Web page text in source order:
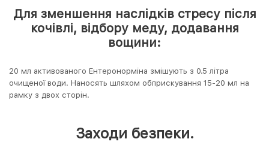
Для зменшення наслідків стресу після
кочівлі, відбору меду, додавання
вощини:
20 мл активованого Ентеронорміна змішують з 0.5 літра
очищеної води. Наносять шляхом обприскування 15-20 мл на
рамку з двох сторін.
Заходи безпеки.